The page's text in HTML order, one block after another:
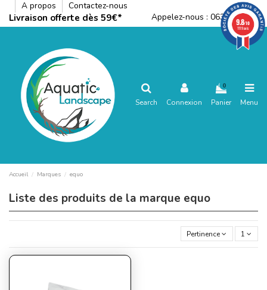
A propos Contactez-nous
Livraison offerte dès 59€* Appelez-nous : 0636792288
Search Connexion
0
Panier Menu
Accueil Marques equo
Liste des produits de la marque equo
Pertinence 1
9.8/10
1119 avis